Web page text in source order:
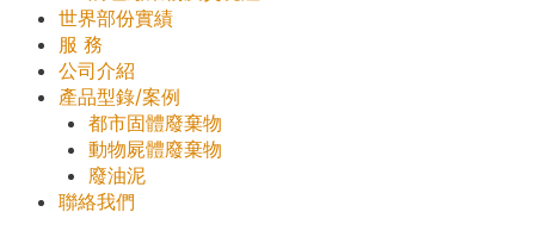
世界部份實績
服 務
公司介紹
產品型錄/案例
都市固體廢棄物
動物屍體廢棄物
廢油泥
聯絡我們